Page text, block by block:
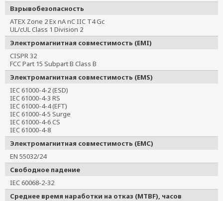
Взрывобезопасность
ATEX Zone 2 Ex nA nC IIC T4 Gc
UL/cUL Class 1 Division 2
Электромагнитная совместимость (EMI)
CISPR 32
FCC Part 15 Subpart B Class B
Электромагнитная совместимость (EMS)
IEC 61000-4-2 (ESD)
IEC 61000-4-3 RS
IEC 61000-4-4 (EFT)
IEC 61000-4-5 Surge
IEC 61000-4-6 CS
IEC 61000-4-8
Электромагнитная совместимость (EMC)
EN 55032/24
Свободное падение
IEC 60068-2-32
Среднее время наработки на отказ (MTBF), часов